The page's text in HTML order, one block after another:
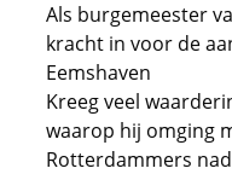
Als burgemeester
kracht in voor de
Eemshaven
Kreeg veel
waarop hij omging
Rotterdammers